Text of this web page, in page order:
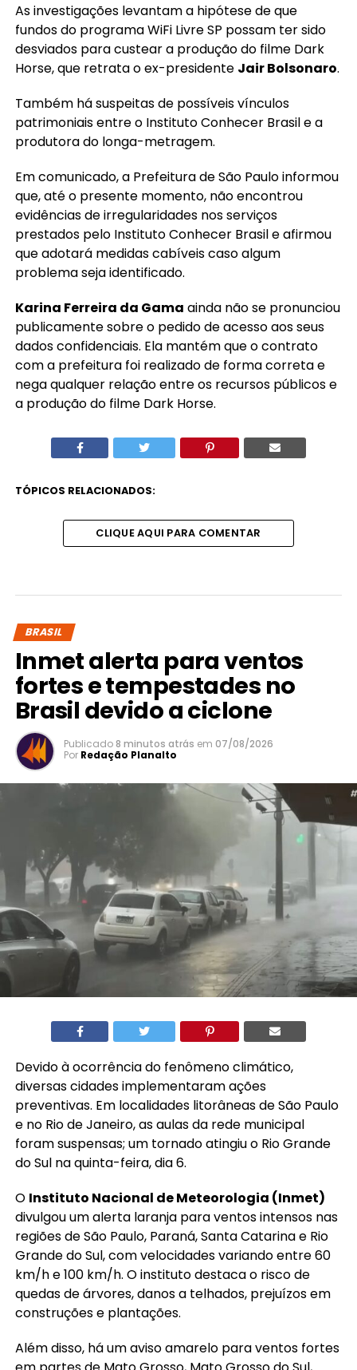
As investigações levantam a hipótese de que
fundos do programa WiFi Livre SP possam ter sido
desviados para custear a produção do filme Dark
Horse, que retrata o ex-presidente Jair Bolsonaro.
Também há suspeitas de possíveis vínculos
patrimoniais entre o Instituto Conhecer Brasil e a
produtora do longa-metragem.
Em comunicado, a Prefeitura de São Paulo informou
que, até o presente momento, não encontrou
evidências de irregularidades nos serviços
prestados pelo Instituto Conhecer Brasil e afirmou
que adotará medidas cabíveis caso algum
problema seja identificado.
Karina Ferreira da Gama ainda não se pronunciou
publicamente sobre o pedido de acesso aos seus
dados confidenciais. Ela mantém que o contrato
com a prefeitura foi realizado de forma correta e
nega qualquer relação entre os recursos públicos e
a produção do filme Dark Horse.
TÓPICOS RELACIONADOS:
CLIQUE AQUI PARA COMENTAR
BRASIL
Inmet alerta para ventos
fortes e tempestades no
Brasil devido a ciclone
Publicado8 minutos atrás em 07/08/2026
Por Redação Planalto
Devido à ocorrência do fenômeno climático,
diversas cidades implementaram ações
preventivas. Em localidades litorâneas de São Paulo
e no Rio de Janeiro, as aulas da rede municipal
foram suspensas; um tornado atingiu o Rio Grande
do Sul na quinta-feira, dia 6.
O Instituto Nacional de Meteorologia (Inmet)
divulgou um alerta laranja para ventos intensos nas
regiões de São Paulo, Paraná, Santa Catarina e Rio
Grande do Sul, com velocidades variando entre 60
km/h e 100 km/h. O instituto destaca o risco de
quedas de árvores, danos a telhados, prejuízos em
construções e plantações.
Além disso, há um aviso amarelo para ventos fortes